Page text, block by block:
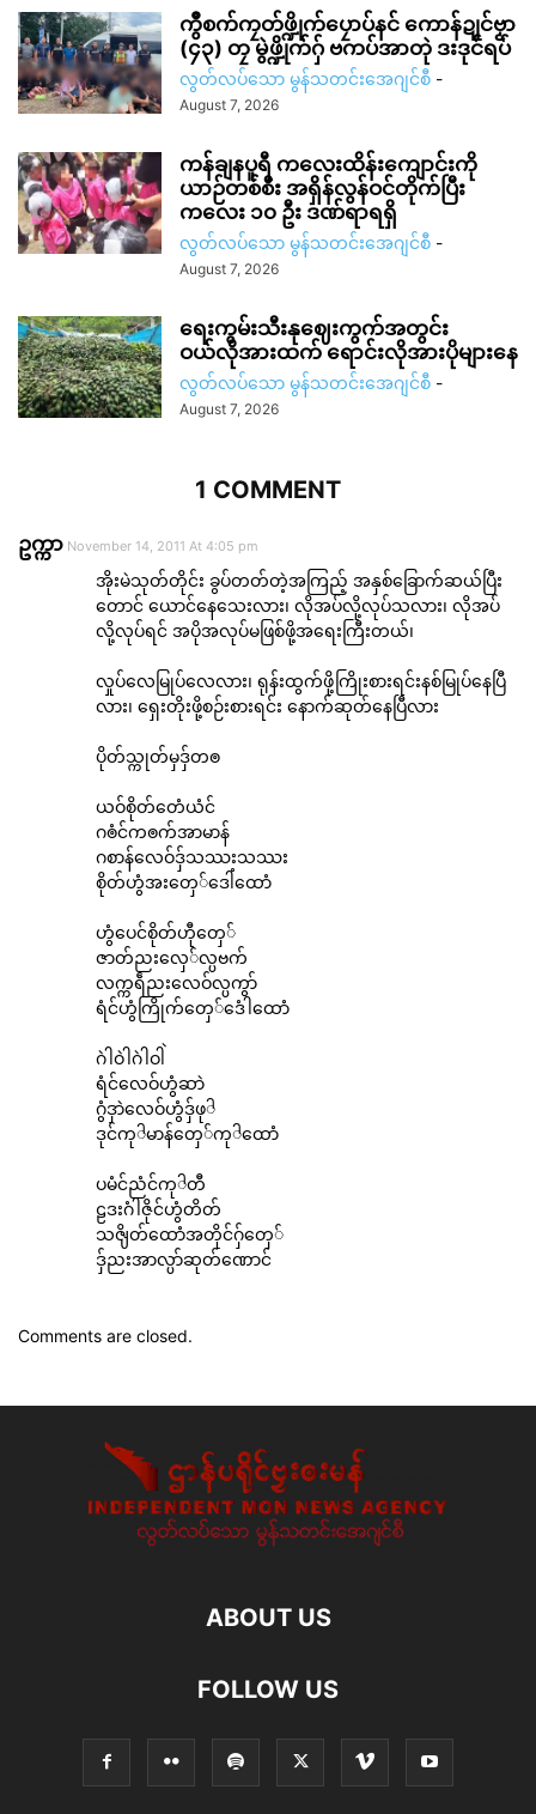
ကွဳစက်ကၠတ်ဖ္ဍိုက်ပၠောပ်နင် ကောန်ဍုင်ဗၟာ
(၄၃) တၠ မွဲဖ္ဍိုက်ဂှ် ဗကပ်အာတုဲ ဒးဒုင်ရပ်
လွတ်လပ်သော မွန်သတင်းအေဂျင်စီ -
August 7, 2026
ကန်ချနပူရီ ကလေးထိန်းကျောင်းကို
ယာဉ်တစ်စီး အရှိန်လွန်ဝင်တိုက်ပြီး
ကလေး ၁၀ ဦး ဒဏ်ရာရရှိ
လွတ်လပ်သော မွန်သတင်းအေဂျင်စီ -
August 7, 2026
ရေးကွမ်းသီးနုဈေးကွက်အတွင်း
ဝယ်လိုအားထက် ရောင်းလိုအားပိုများနေ
လွတ်လပ်သော မွန်သတင်းအေဂျင်စီ -
August 7, 2026
1 COMMENT
ဥက္ကာ November 14, 2011 At 4:05 pm
အိုးမဲသုတ်တိုင်း ခွပ်တတ်တဲ့အကြည့် အနှစ်ခြောက်ဆယ်ပြီး
တောင် ယောင်နေသေးလား၊ လိုအပ်လို့လုပ်သလား၊ လိုအပ်
လို့လုပ်ရင် အပိုအလုပ်မဖြစ်ဖို့အရေးကြီးတယ်၊
လှုပ်လေမြုပ်လေလား၊ ရုန်းထွက်ဖို့ကြိုးစားရင်းနစ်မြုပ်နေပြီ
လား၊ ရှေးတိုးဖို့စဉ်းစားရင်း နောက်ဆုတ်နေပြီလား
ပိုတ်သ္ကုတ်မှဒှ်တၜ
ယဝ်စိုတ်တေံယံင်
ဂၜံင်ကၜက်အာမာန်
ဂစာန်လေဝ်ဒှ်သဿးသဿး
စိုတ်ဟွံအးတှေ်ဒေါံထောံ
ဟွံပေင်စိုတ်ဟီုတှေ်
ဇာတ်ညးလှေ်လ္ပဗက်
လက္ကရဵညးလေဝ်လ္ပကွာ်
ရံင်ဟွံကြိုက်တှေ်ဒေံါထောံ
ဂဲါဝဲါဂဲါဝါဲ
ရံင်လေဝ်ဟွံဆာဲ
ဂွံဒှာဲလေဝ်ဟွံဒှ်ဖုႝ
ဒုင်ကုႝမာန်တှေ်ကုႝထောံ
ပမံင်ညံင်ကုႝတီ
ဠဒးဂံါဇိုင်ဟွံတိတ်
သၛိတ်ထောံအတိုင်ဂှ်တှေ်
ဒှ်ညးအာလ္ပာ်ဆုတ်ဏောင်
Comments are closed.
ABOUT US
FOLLOW US